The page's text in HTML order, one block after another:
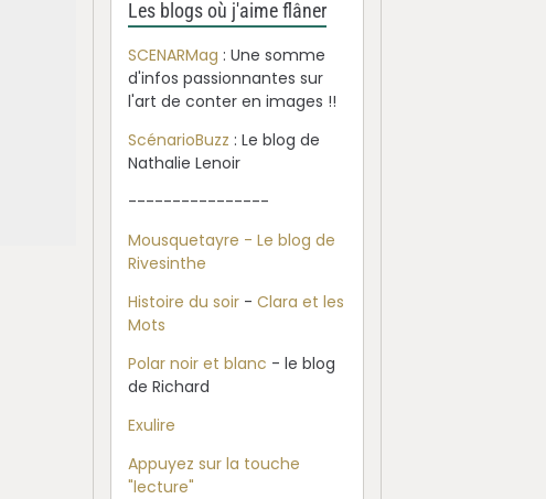
Les blogs où j'aime flâner
SCENARMag : Une somme
d'infos passionnantes sur
l'art de conter en images !!
ScénarioBuzz : Le blog de
Nathalie Lenoir
----------------
Mousquetayre - Le blog de
Rivesinthe
Histoire du soir -Clara et les
Mots
Polar noir et blanc - le blog
de Richard
Exulire
Appuyez sur la touche
"lecture"